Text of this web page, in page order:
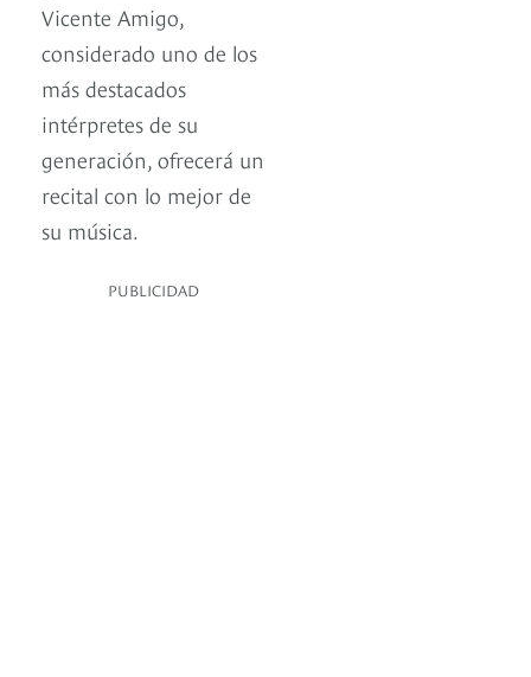
Vicente Amigo,
considerado uno de los
más destacados
intérpretes de su
generación, ofrecerá un
recital con lo mejor de
su música.
PUBLICIDAD